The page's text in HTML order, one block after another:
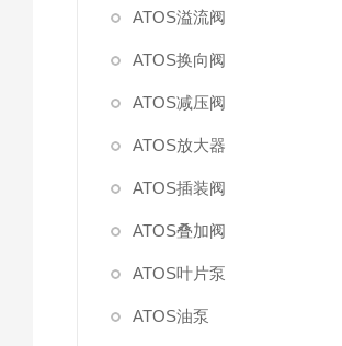
ATOS溢流阀
ATOS换向阀
ATOS减压阀
ATOS放大器
ATOS插装阀
ATOS叠加阀
ATOS叶片泵
ATOS油泵